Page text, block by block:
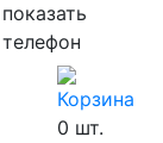
показать
телефон
0 шт.